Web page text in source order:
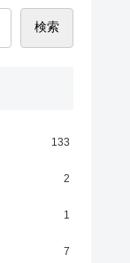
検索
133
2
1
7